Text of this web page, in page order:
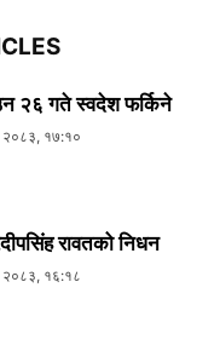
२६ गते स्वदेश फर्किने
२०८३, १७:१०
रावतको निधन
२०८३, १६:१८